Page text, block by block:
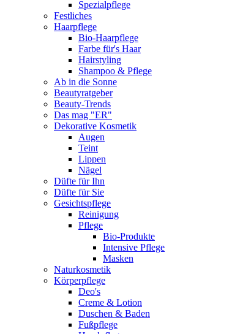
Spezialpflege
Festliches
Haarpflege
Bio-Haarpflege
Farbe für's Haar
Hairstyling
Shampoo & Pflege
Ab in die Sonne
Beautyratgeber
Beauty-Trends
Das mag "ER"
Dekorative Kosmetik
Augen
Teint
Lippen
Nägel
Düfte für Ihn
Düfte für Sie
Gesichtspflege
Reinigung
Pflege
Bio-Produkte
Intensive Pflege
Masken
Naturkosmetik
Körperpflege
Deo's
Creme & Lotion
Duschen & Baden
Fußpflege